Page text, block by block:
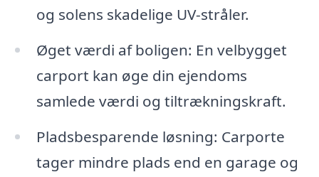
og solens skadelige UV-stråler.
Øget værdi af boligen: En velbygget
carport kan øge din ejendoms
samlede værdi og tiltrækningskraft.
Pladsbesparende løsning: Carporte
tager mindre plads end en garage og